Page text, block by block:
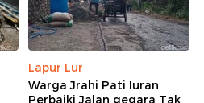
Lapur Lur
Warga Jrahi Pati Iuran